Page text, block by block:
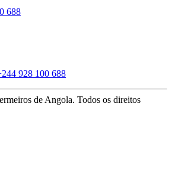
688
928 100 688
de Angola. Todos os direitos